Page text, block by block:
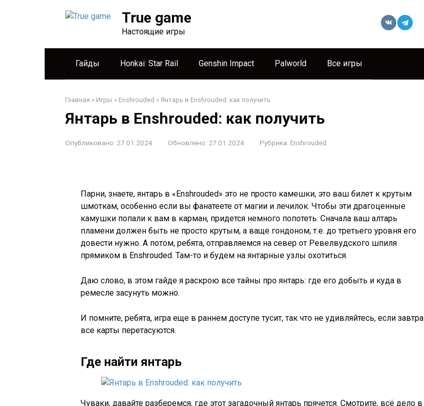
True game
Настоящие игры
Гайды Honkai: Star Rail Genshin Impact Palworld Все игры
Главная » Игры » Enshrouded » Янтарь в Enshrouded: как получить
Янтарь в Enshrouded: как получить
Опубликовано: 27.01.2024 Обновлено: 27.01.2024 Рубрика: Enshrouded
Парни, знаете, янтарь в «Enshrouded» это не просто камешки, это ваш билет к крутым
шмоткам, особенно если вы фанатеете от магии и лечилок. Чтобы эти драгоценные
камушки попали к вам в карман, придется немного попотеть. Сначала ваш алтарь
пламени должен быть не просто крутым, а ваще гондоном, т.е. до третьего уровня его
довести нужно. А потом, ребята, отправляемся на север от Ревелвудского шпиля
прямиком в Enshrouded. Там-то и будем на янтарные узлы охотиться.
Даю слово, в этом гайде я раскрою все тайны про янтарь: где его добыть и куда в
ремесле засунуть можно.
И помните, ребята, игра еще в раннем доступе тусит, так что не удивляйтесь, если завтра
все карты перетасуются.
Где найти янтарь
Чуваки, давайте разберемся, где этот загадочный янтарь прячется. Смотрите, всё дело в